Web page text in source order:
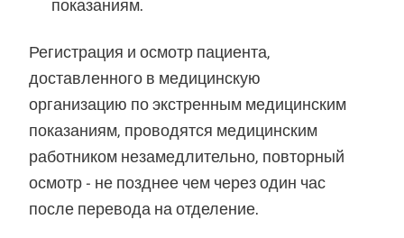
показаниям.
Регистрация и осмотр пациента,
доставленного в медицинскую
организацию по экстренным медицинским
показаниям, проводятся медицинским
работником незамедлительно, повторный
осмотр - не позднее чем через один час
после перевода на отделение.